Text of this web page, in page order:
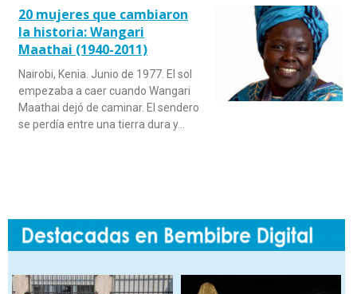
20 mujeres que cambiaron
la historia: Wangari
Maathai (1940-2011)
Nairobi, Kenia. Junio de 1977. El sol
empezaba a caer cuando Wangari
Maathai dejó de caminar. El sendero
se perdía entre una tierra dura y…